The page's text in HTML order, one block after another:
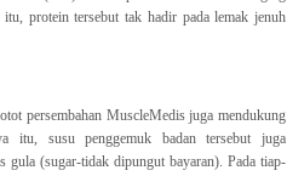
protein tersebut tak hadir pada lemak jenuh
persembahan MuscleMedis juga mendukung
itu, susu penggemuk badan tersebut juga
gula (sugar-tidak dipungut bayaran). Pada tiap-